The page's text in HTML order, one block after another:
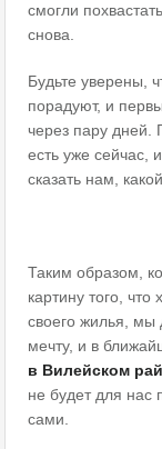
смогли
снова.
Будьте уверены,
порадуют, и
через пару дней.
есть уже сейчас,
сказать нам,
Таким образом,
картину того, что
своего жилья,
мечту, и в
в Вилейском
не будет для нас
сами.